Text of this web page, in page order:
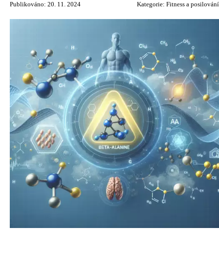
Publikováno: 20. 11. 2024 Kategorie: Fitness a posilování